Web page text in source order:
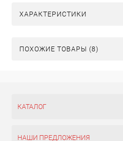
ХАРАКТЕРИСТИКИ
ПОХОЖИЕ ТОВАРЫ (8)
КАТАЛОГ
НАШИ ПРЕДЛОЖЕНИЯ